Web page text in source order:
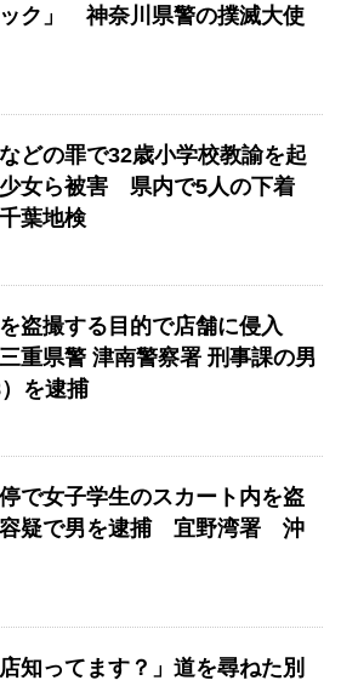
ク」 神奈川県警の撲滅大使
どの罪で32歳小学校教諭を起
女ら被害 県内で5人の下着
葉地検
盗撮する目的で店舗に侵入
重県警 津南警察署 刑事課の男
）を逮捕
で女子学生のスカート内を盗
疑で男を逮捕 宜野湾署 沖
店知ってます？」道を尋ねた別